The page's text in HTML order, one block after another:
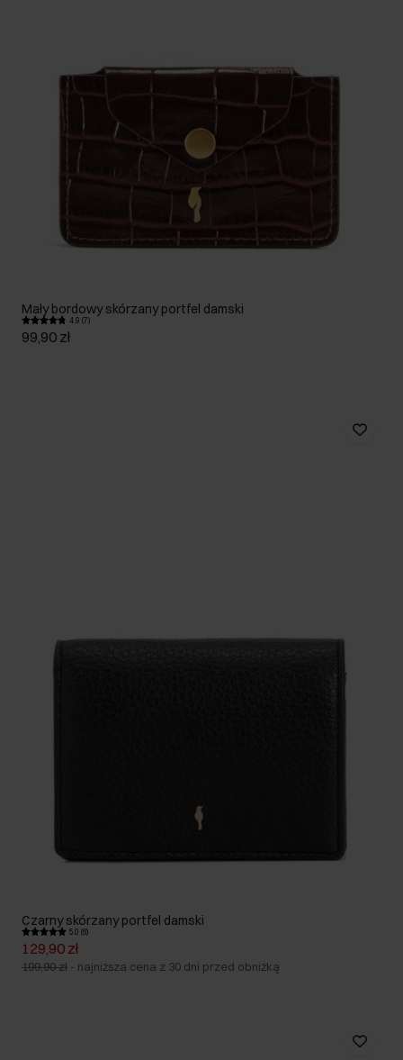
Mały bordowy skórzany portfel damski
4.9 (7)
99,90 zł
Czarny skórzany portfel damski
5.0 (6)
129,90 zł
199,90 zł - najniższa cena z 30 dni przed obniżką